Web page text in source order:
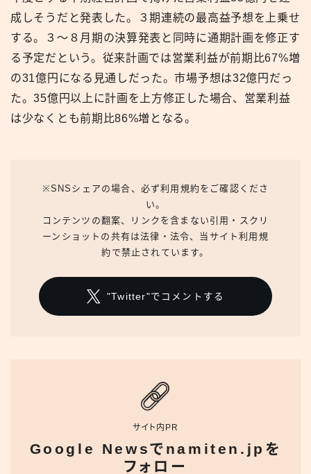
成しそうだと発表した。３期連続の最高益予想を上乗せ
する。３〜８月期の決算発表と同時に通期計画を修正す
る予定だという。従来計画では営業利益が前期比67%増
の31億円になる見通しだった。市場予想は32億円だっ
た。35億円以上に計画を上方修正した場合、営業利益
は少なくとも前期比86%増となる。
※SNSシェアの場合、必ず利用規約をご確認くださ
い。
コンテンツの翻案、リンクを含まない引用・スクリ
ーンショットの共有は法律・法令、当サイト利用規
約で禁止されています。
"Twitter"でコメントする
サイト内PR
Google Newsでnamiten.jpを
フォロー